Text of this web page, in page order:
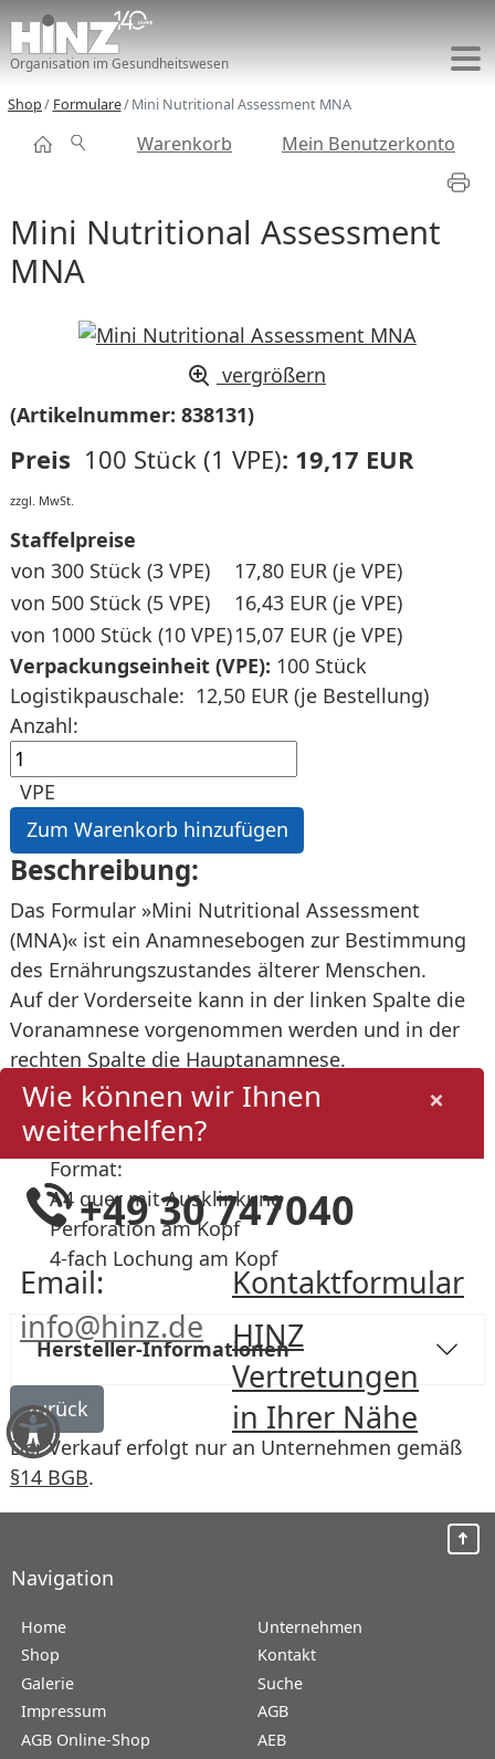
Organisation im Gesundheitswesen
Wie können wir Ihnen
weiterhelfen?
+49 30 747040
Email:
info@hinz.de
Kontaktformular
HINZ
Vertretungen
in Ihrer Nähe
×
Shop Formulare Mini Nutritional Assessment MNA
Warenkorb Mein Benutzerkonto
Mini Nutritional Assessment
MNA
vergrößern
(Artikelnummer: 838131)
Preis 100 Stück (1 VPE): 19,17 EUR
zzgl. MwSt.
Staffelpreise
von 300 Stück (3 VPE)
17,80 EUR (je VPE)
von 500 Stück (5 VPE)
16,43 EUR (je VPE)
von 1000 Stück (10 VPE)15,07 EUR (je VPE)
Verpackungseinheit (VPE): 100 Stück
Logistikpauschale: 12,50 EUR (je Bestellung)
Anzahl:
VPE
Beschreibung:
Das Formular »Mini Nutritional Assessment
(MNA)« ist ein Anamnesebogen zur Bestimmung
des Ernährungszustandes älterer Menschen.
Auf der Vorderseite kann in der linken Spalte die
Voranamnese vorgenommen werden und in der
rechten Spalte die Hauptanamnese.
Rechts unten gibt es die Möglichkeit, das
endgültige Ergebnis zu dokumentieren.
Format:
A4 quer mit Ausklinkung
Perforation am Kopf
4-fach Lochung am Kopf
Hersteller-Informationen
Der Verkauf erfolgt nur an Unternehmen gemäß
§14 BGB.
Navigation
Home
Unternehmen
Shop
Kontakt
Galerie
Suche
Impressum
AGB
AGB Online-Shop
AEB